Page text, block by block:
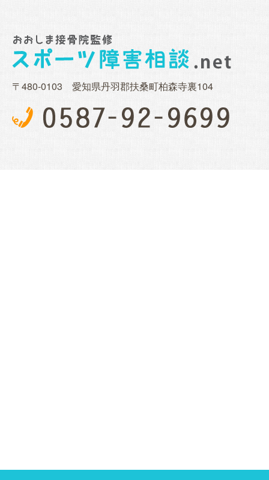
〒480-0103 愛知県丹羽郡扶桑町柏森寺裏104